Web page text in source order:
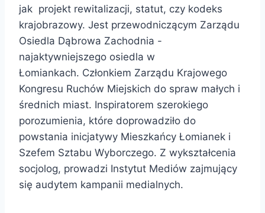
jak projekt rewitalizacji, statut, czy kodeks
krajobrazowy. Jest przewodniczącym Zarządu
Osiedla Dąbrowa Zachodnia -
najaktywniejszego osiedla w
Łomiankach. Członkiem Zarządu Krajowego
Kongresu Ruchów Miejskich do spraw małych i
średnich miast. Inspiratorem szerokiego
porozumienia, które doprowadziło do
powstania inicjatywy Mieszkańcy Łomianek i
Szefem Sztabu Wyborczego. Z wykształcenia
socjolog, prowadzi Instytut Mediów zajmujący
się audytem kampanii medialnych.